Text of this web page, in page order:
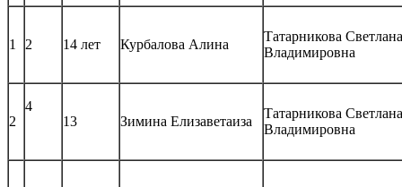
1 2 14 лет Курбалова Алина
Татарникова Светлана
Владимировна
2
4
13
Зимина Елизаветаиза
Татарникова Светлана
Владимировна